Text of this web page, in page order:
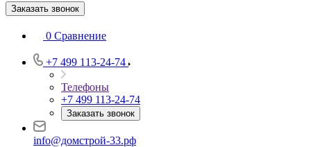
Заказать звонок
0 Сравнение
+7 499 113-24-74
Телефоны
+7 499 113-24-74
Заказать звонок
info@домстрой-33.рф